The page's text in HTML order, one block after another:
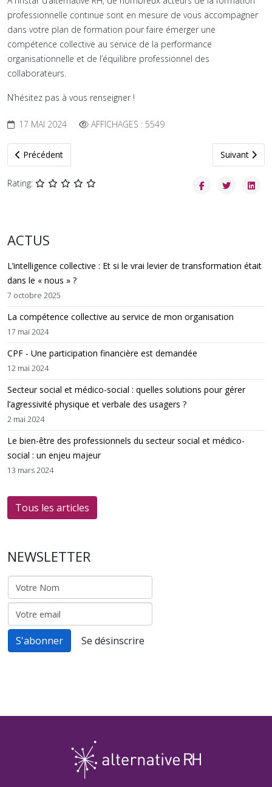
professionnelle continue sont en mesure de vous accompagner
dans votre plan de formation pour faire émerger une
compétence collective au service de la performance
organisationnelle et de l’équilibre professionnel des
collaborateurs.
N’hésitez pas à vous renseigner !
17 MAI 2024 AFFICHAGES : 5549
Article précédent : L’intelligence collective : Et si le vrai levier de
Précédent Article
Suivant
Rating:
ACTUS
L’intelligence collective : Et si le vrai levier de transformation était
dans le « nous » ?
7 octobre 2025
La compétence collective au service de mon organisation
17 mai 2024
CPF - Une participation financière est demandée
12 mai 2024
Secteur social et médico-social : quelles solutions pour gérer
l’agressivité physique et verbale des usagers ?
2 mai 2024
Le bien-être des professionnels du secteur social et médico-
social : un enjeu majeur
13 mars 2024
Tous les articles
NEWSLETTER